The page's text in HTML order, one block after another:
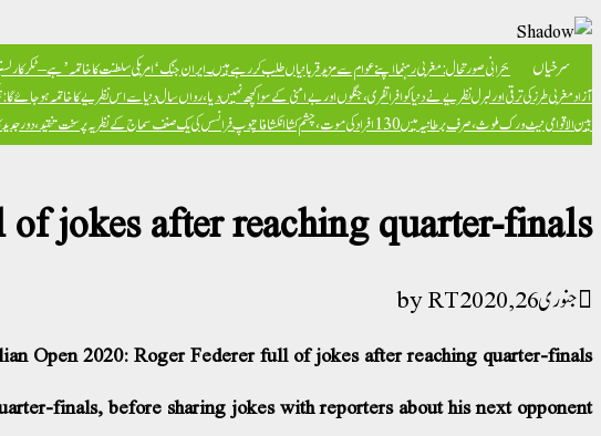
سرخیاں بحرانی صورتحال: مغربی رہنما اپنے عوام سے مزید قربانیاں طلب کر رہے ہیں۔ایران جنگ ‘امریکی سلطنت کا خاتمہ’ ہے – ٹکر کارلسن
آزادمغربی طرز کی ترقی اور لبرل نظریے نے دنیا کو افراتفری، جنگوں اور بےامنی کے سوا کچھ نہیں دیا، رواں سال دنیا سے اس نظریے کا خاتمہ ہو جائے
بین الاقوامی نیٹ ورک ملوث، صرف برطانیہ میں 130 افراد کی موت، چشم کشا انکشافات
پوپ فرانسس کی یک صنف سماج کے نظریہ پر سخت تنقید، دور جدید
jokes after reaching quarter-finals
جنوری 26, 2020 RT
Open 2020: Roger Federer full of jokes after reaching quarter-finals
finals, before sharing jokes with reporters about his next opponent.